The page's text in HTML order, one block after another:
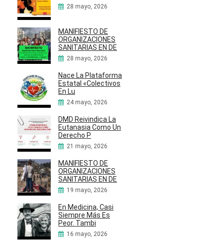
28 mayo, 2026
MANIFIESTO DE
ORGANIZACIONES
SANITARIAS EN DE
28 mayo, 2026
Nace La Plataforma
Estatal «Colectivos
En Lu
24 mayo, 2026
DMD Reivindica La
Eutanasia Como Un
Derecho P
21 mayo, 2026
MANIFIESTO DE
ORGANIZACIONES
SANITARIAS EN DE
19 mayo, 2026
En Medicina, Casi
Siempre Más Es
Peor. Tambi
16 mayo, 2026